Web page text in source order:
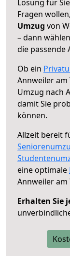
Lösung für
Fragen wollen,
Umzug von
– dann
die passende
Ob ein
Annweiler
Umzug nach
damit Sie
können.
Allzeit bereit
eine optimale
Annweiler am
Erhalten Sie